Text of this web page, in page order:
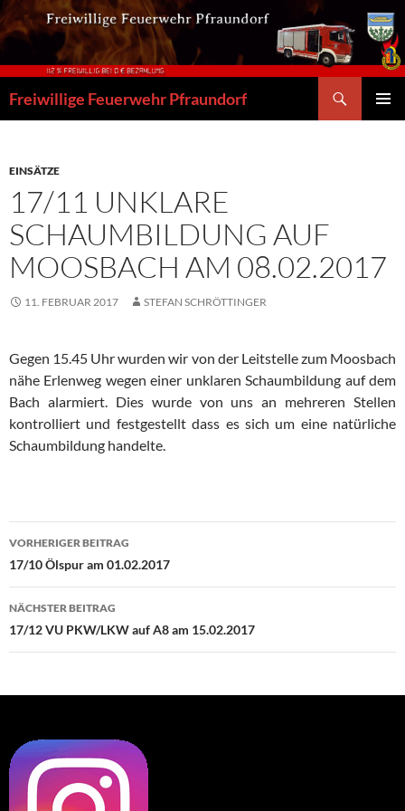
Zum
Inhalt
springen
Freiwillige Feuerwehr Pfraundorf
EINSÄTZE
17/11 UNKLARE
SCHAUMBILDUNG AUF
MOOSBACH AM 08.02.2017
11. FEBRUAR 2017 STEFAN SCHRÖTTINGER
Gegen 15.45 Uhr wurden wir von der Leitstelle zum Moosbach
nähe Erlenweg wegen einer unklaren Schaumbildung auf dem
Bach alarmiert. Dies wurde von uns an mehreren Stellen
kontrolliert und festgestellt dass es sich um eine natürliche
Schaumbildung handelte.
Beitragsnavigation
VORHERIGER BEITRAG
17/10 Ölspur am 01.02.2017
NÄCHSTER BEITRAG
17/12 VU PKW/LKW auf A8 am 15.02.2017